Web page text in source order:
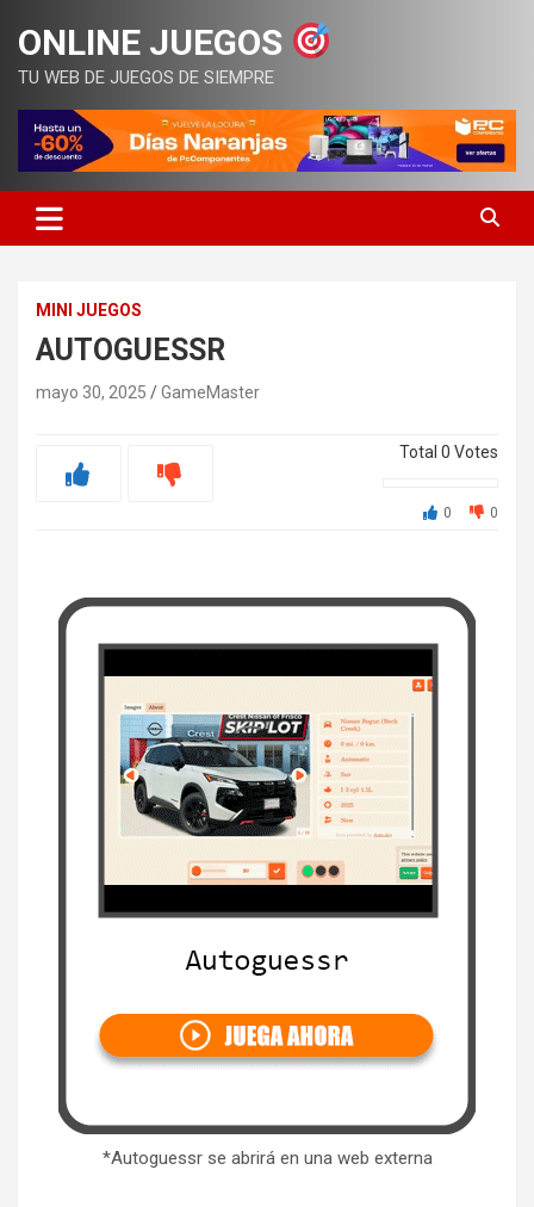
contenido
ONLINE JUEGOS
TU WEB DE JUEGOS DE SIEMPRE
MINI JUEGOS
AUTOGUESSR
mayo 30, 2025 GameMaster
Total 0 Votes
0
0
*Autoguessr se abrirá en una web externa